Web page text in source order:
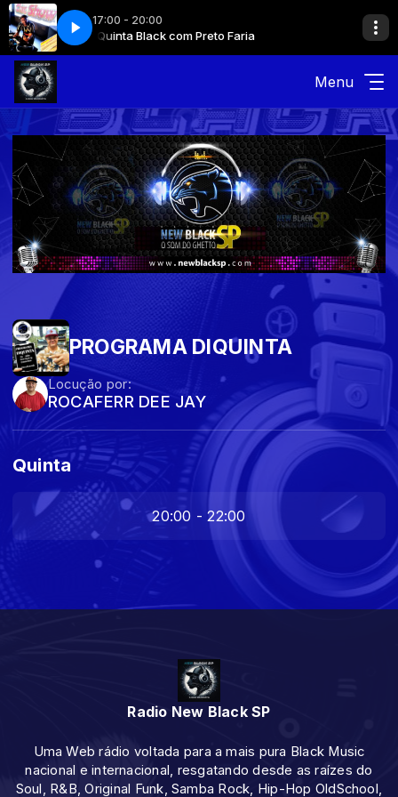
17:00 - 20:00
Quinta Black com Preto Faria
Menu
PROGRAMA DIQUINTA
Locução por:
ROCAFERR DEE JAY
Quinta
20:00 - 22:00
Radio New Black SP
Uma Web rádio voltada para a mais pura Black Music
nacional e internacional, resgatando desde as raízes do
Soul, R&B, Original Funk, Samba Rock, Hip-Hop OldSchool,